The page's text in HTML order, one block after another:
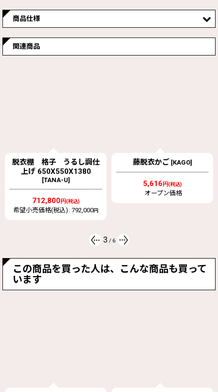
商品仕様
▶優れた保温性（断熱機能）：アルミ樹脂複合板を使用して
おり、お湯の熱が逃げにくい構造で、追い焚きの回数を減らし
関連商品
脱衣棚 格子 うるし調仕
上げ 650X550X1380
[TANA-U]
712,800円(税込)
希望小売価格(税込) : 792,000円
藤脱衣かご [KAGO]
5,616 円(税込)
オープン価格
3 / 6
この商品を買った人は、こんな商品も買って
います